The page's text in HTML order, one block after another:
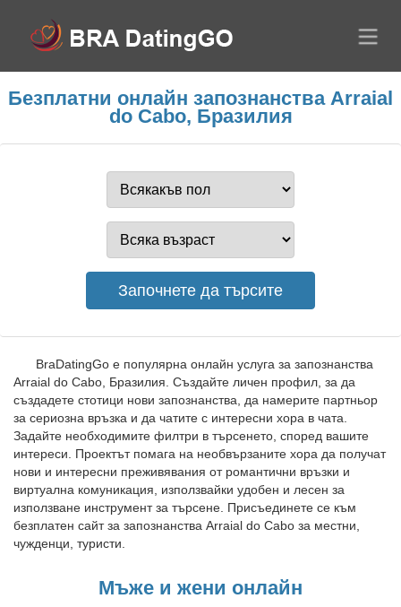
Безплатни онлайн запознанства Arraial
do Cabo, Бразилия
BraDatingGo е популярна онлайн услуга за запознанства
Arraial do Cabo, Бразилия. Създайте личен профил, за да
създадете стотици нови запознанства, да намерите партньор
за сериозна връзка и да чатите с интересни хора в чата.
Задайте необходимите филтри в търсенето, според вашите
интереси. Проектът помага на необвързаните хора да получат
нови и интересни преживявания от романтични връзки и
виртуална комуникация, използвайки удобен и лесен за
използване инструмент за търсене. Присъединете се към
безплатен сайт за запознанства Arraial do Cabo за местни,
чужденци, туристи.
Мъже и жени онлайн